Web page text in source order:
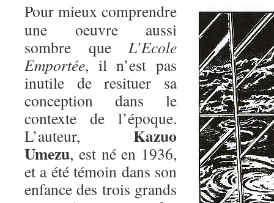
Pour mieux comprendre
une oeuvre aussi
sombre que L’Ecole
Emportée, il n’est pas
inutile de resituer sa
conception dans le
contexte de l’époque.
L’auteur, Kazuo
Umezu, est né en 1936,
et a été témoin dans son
enfance des trois grands